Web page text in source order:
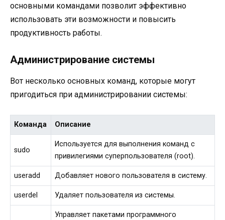
основными командами позволит эффективно
использовать эти возможности и повысить
продуктивность работы.
Администрирование системы
Вот несколько основных команд, которые могут
пригодиться при администрировании системы:
Команда Описание
sudo
Используется для выполнения команд с
привилегиями суперпользователя (root).
useradd Добавляет нового пользователя в систему.
userdel Удаляет пользователя из системы.
Управляет пакетами программного